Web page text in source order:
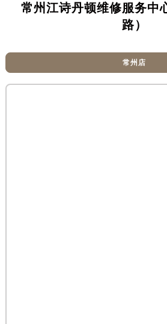
常州江诗丹顿维修服务中
路）
常州店